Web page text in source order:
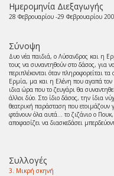
Ημερομηνία Διεξαγωγής
28 Φεβρουαρίου -29 Φεβρουαρίου
Σύνοψη
Δυο νέα παιδιά, ο Λύσανδρος και η
τους να συναντηθούν στο δάσος, για
περιπλέκονται όταν πληροφορείται
Ερμία, μα και η Ελένη που αγαπά τον
ιδια ώρα που το ζευγάρι θα
άλλοι δύο. Στο ίδιο δάσος, την ίδια
θεατρική παράσταση που
φτάνουν όλα αυτά... το ζιζάνιο ο
αποφασίζει να διασκεδάσει
Συλλογές
3. Μικρή σκηνή